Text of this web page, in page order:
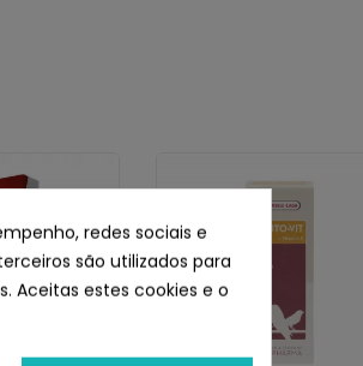
redes sociais e
são utilizados para
Aceitas estes cookies e o